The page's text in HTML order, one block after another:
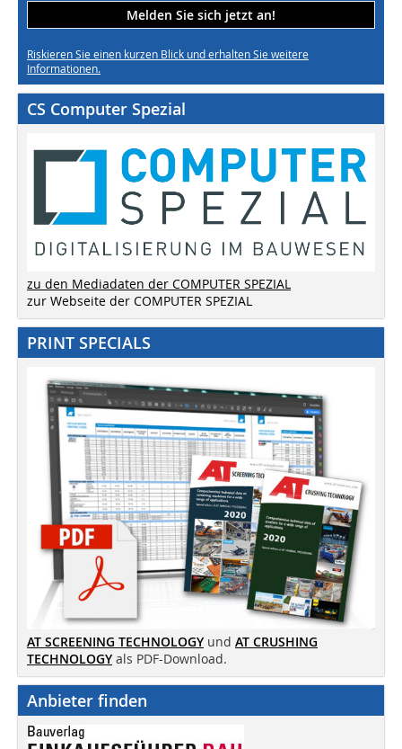
Melden Sie sich jetzt an!
Riskieren Sie einen kurzen Blick und erhalten Sie weitere
Informationen.
CS Computer Spezial
zu den Mediadaten der COMPUTER SPEZIAL
zur Webseite der COMPUTER SPEZIAL
PRINT SPECIALS
AT SCREENING TECHNOLOGY und AT CRUSHING
TECHNOLOGY als PDF-Download.
Anbieter finden